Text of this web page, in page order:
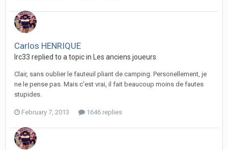
Carlos HENRIQUE
lrc33 replied to a topic in Les anciens joueurs
Clair, sans oublier le fauteuil pliant de camping. Personellement, je
ne le pense pas. Mais c'est vrai, il fait beaucoup moins de fautes
stupides.
February 7, 2013 1646 replies